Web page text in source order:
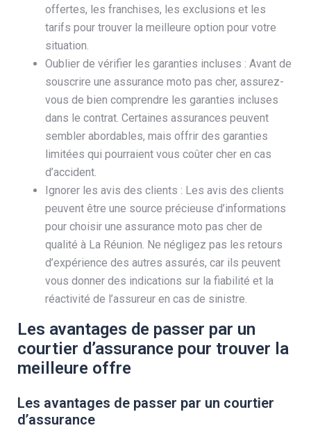
offertes, les franchises, les exclusions et les
tarifs pour trouver la meilleure option pour votre
situation.
Oublier de vérifier les garanties incluses : Avant de
souscrire une assurance moto pas cher, assurez-
vous de bien comprendre les garanties incluses
dans le contrat. Certaines assurances peuvent
sembler abordables, mais offrir des garanties
limitées qui pourraient vous coûter cher en cas
d’accident.
Ignorer les avis des clients : Les avis des clients
peuvent être une source précieuse d’informations
pour choisir une assurance moto pas cher de
qualité à La Réunion. Ne négligez pas les retours
d’expérience des autres assurés, car ils peuvent
vous donner des indications sur la fiabilité et la
réactivité de l’assureur en cas de sinistre.
Les avantages de passer par un
courtier d’assurance pour trouver la
meilleure offre
Les avantages de passer par un courtier
d’assurance